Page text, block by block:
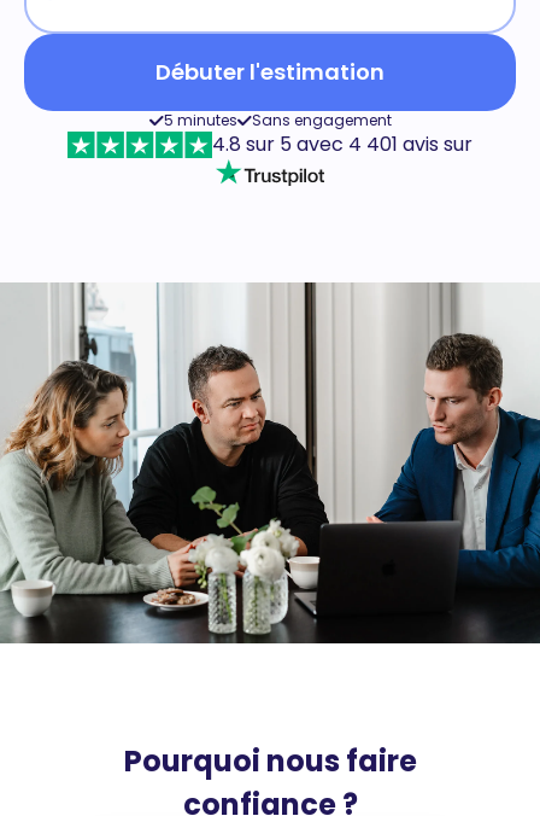
Débuter l'estimation
5 minutes Sans engagement
4.8 sur 5 avec 4 401 avis sur
Pourquoi nous faire
confiance ?